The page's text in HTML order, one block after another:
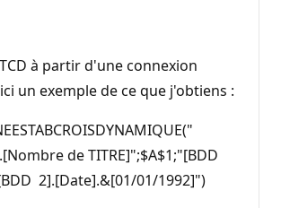
à partir d'une connexion
un exemple de ce que j'obtiens :
de TITRE]";$A$1;"[BDD
2].[Date].&[01/01/1992]")